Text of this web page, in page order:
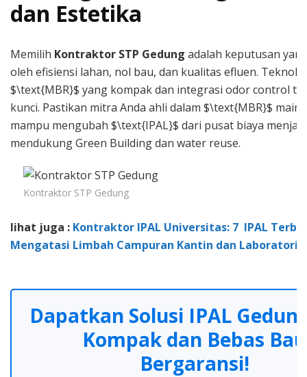
dan Estetika
Memilih Kontraktor STP Gedung adalah keputusan
oleh efisiensi lahan, nol bau, dan kualitas efluen.
$\text{MBR}$ yang kompak dan integrasi odor control
kunci. Pastikan mitra Anda ahli dalam $\text{MBR}$
mampu mengubah $\text{IPAL}$ dari pusat biaya
mendukung Green Building dan water reuse.
Kontraktor STP Gedung
lihat juga : Kontraktor IPAL Universitas: 7 IPAL
Mengatasi Limbah Campuran Kantin dan
Dapatkan Solusi IPAL
Kompak dan Bebas Bau
Bergaransi!